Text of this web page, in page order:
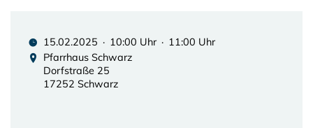
15.02.2025 · 10:00 Uhr · 11:00 Uhr
Pfarrhaus Schwarz
Dorfstraße 25
17252 Schwarz